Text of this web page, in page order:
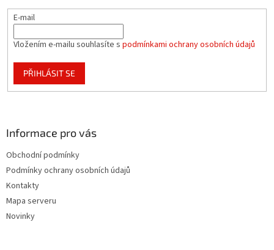
E-mail
Vložením e-mailu souhlasíte s podmínkami ochrany osobních údajů
PŘIHLÁSIT SE
Informace pro vás
Obchodní podmínky
Podmínky ochrany osobních údajů
Kontakty
Mapa serveru
Novinky